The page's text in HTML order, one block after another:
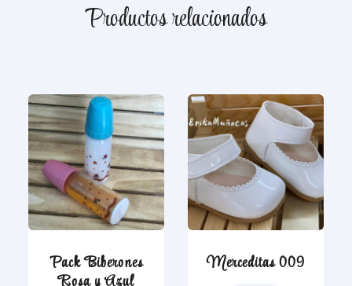
Productos relacionados
Pack Biberones
Merceditas 009